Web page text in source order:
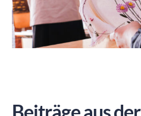
Beiträge aus der